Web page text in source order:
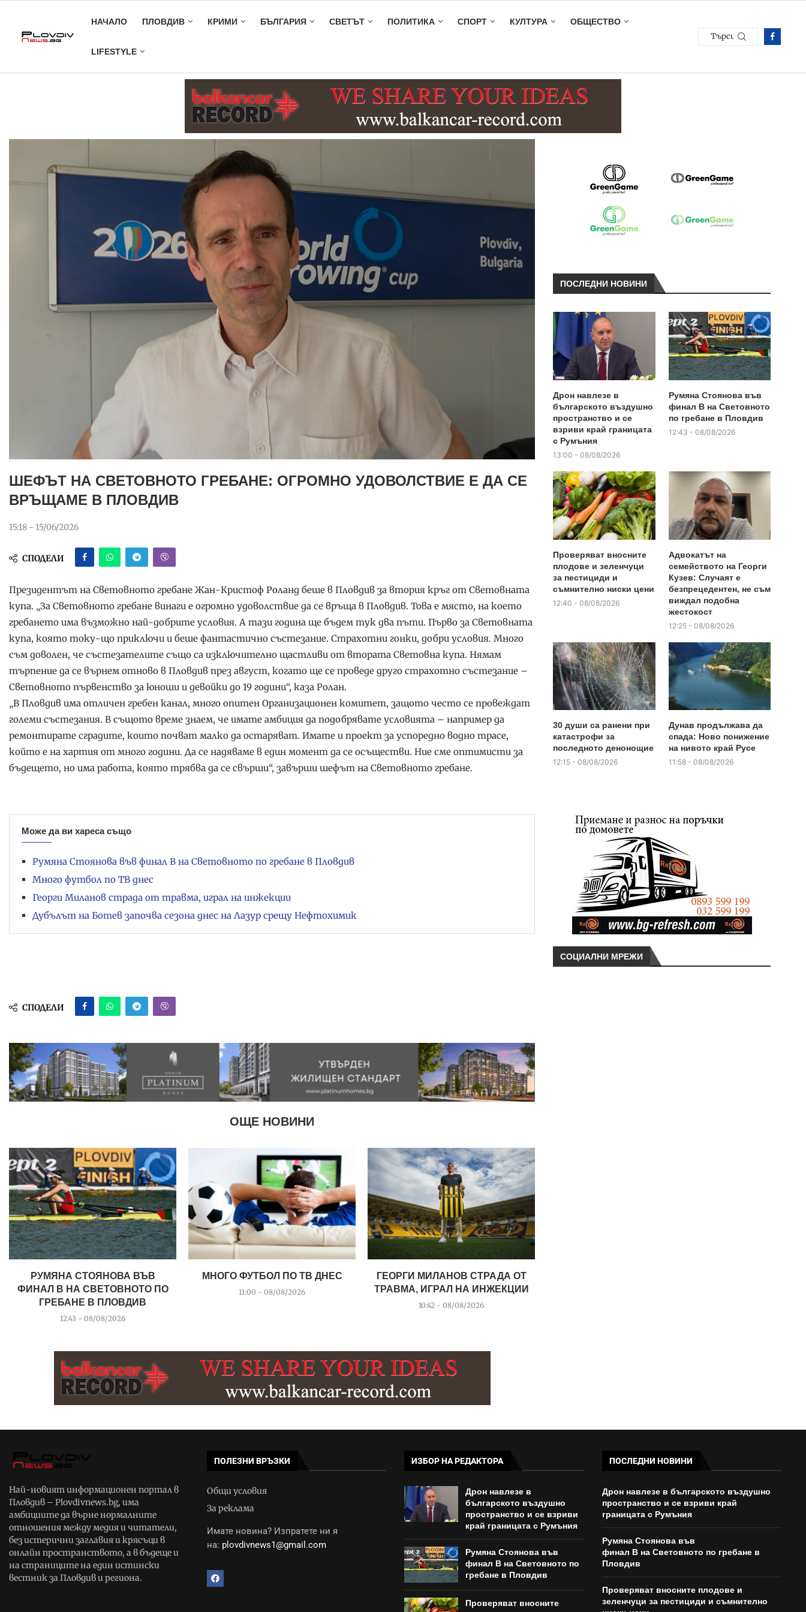
НАЧАЛО ПЛОВДИВ КРИМИ БЪЛГАРИЯ СВЕТЪТ ПОЛИТИКА СПОРТ КУЛТУРА ОБЩЕСТВО
LIFESTYLE
ШЕФЪТ НА СВЕТОВНОТО ГРЕБАНЕ: ОГРОМНО УДОВОЛСТВИЕ Е ДА СЕ
ВРЪЩАМЕ В ПЛОВДИВ
15:18 - 15/06/2026
СПОДЕЛИ
Президентът на Световното гребане Жан-Кристоф Роланд беше в Пловдив за втория кръг от Световната
купа. „За Световното гребане винаги е огромно удоволствие да се връща в Пловдив. Това е място, на което
гребането има възможно най-добрите условия. А тази година ще бъдем тук два пъти. Първо за Световната
купа, която току-що приключи и беше фантастично състезание. Страхотни гонки, добри условия. Много
съм доволен, че състезателите също са изключително щастливи от втората Световна купа. Нямам
търпение да се върнем отново в Пловдив през август, когато ще се проведе друго страхотно състезание –
Световното първенство за юноши и девойки до 19 години“, каза Ролан.
„В Пловдив има отличен гребен канал, много опитен Организационен комитет, защото често се провеждат
големи състезания. В същото време знаем, че имате амбиция да подобрявате условията – например да
ремонтирате сградите, които почват малко да остаряват. Имате и проект за успоредно водно трасе,
който е на хартия от много години. Да се надяваме в един момент да се осъществи. Ние сме оптимисти за
бъдещето, но има работа, която трябва да се свърши“, завърши шефът на Световното гребане.
Може да ви хареса също
Румяна Стоянова във финал B на Световното по гребане в Пловдив
Много футбол по ТВ днес
Георги Миланов страда от травма, играл на инжекции
Дубълът на Ботев започва сезона днес на Лазур срещу Нефтохимик
СПОДЕЛИ
ОЩЕ НОВИНИ
РУМЯНА СТОЯНОВА ВЪВ
ФИНАЛ B НА СВЕТОВНОТО ПО
ГРЕБАНЕ В ПЛОВДИВ
12:43 - 08/08/2026
МНОГО ФУТБОЛ ПО ТВ ДНЕС
11:00 - 08/08/2026
ГЕОРГИ МИЛАНОВ СТРАДА ОТ
ТРАВМА, ИГРАЛ НА ИНЖЕКЦИИ
10:42 - 08/08/2026
ПОСЛЕДНИ НОВИНИ
Дрон навлезе в
българското въздушно
пространство и се
взриви край границата
с Румъния
13:00 - 08/08/2026
Румяна Стоянова във
финал B на Световното
по гребане в Пловдив
12:43 - 08/08/2026
Проверяват вносните
плодове и зеленчуци
за пестициди и
съмнително ниски цени
12:40 - 08/08/2026
Адвокатът на
семейството на Георги
Кузев: Случаят е
безпрецедентен, не съм
виждал подобна
жестокост
12:25 - 08/08/2026
30 души са ранени при
катастрофи за
последното денонощие
12:15 - 08/08/2026
Дунав продължава да
спада: Ново понижение
на нивото край Русе
11:58 - 08/08/2026
СОЦИАЛНИ МРЕЖИ
Най-новият информационен портал в
Пловдив – Plovdivnews.bg, има
амбициите да върне нормалните
отношения между медия и читатели,
без истерични заглавия и крясъци в
онлайн пространството, а в бъдеще и
на страниците на един истински
вестник за Пловдив и региона.
ПОЛЕЗНИ ВРЪЗКИ
Общи условия
За реклама
Имате новина? Изпратете ни я
на: plovdivnews1@gmail.com
ИЗБОР НА РЕДАКТОРА
Дрон навлезе в
българското въздушно
пространство и се взриви
край границата с Румъния
Румяна Стоянова във
финал B на Световното по
гребане в Пловдив
Проверяват вносните
ПОСЛЕДНИ НОВИНИ
Дрон навлезе в българското въздушно
пространство и се взриви край
границата с Румъния
Румяна Стоянова във
финал B на Световното по гребане в
Пловдив
Проверяват вносните плодове и
зеленчуци за пестициди и съмнително